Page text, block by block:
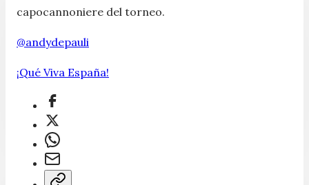
capocannoniere del torneo.
@andydepauli
¡Qué Viva España!